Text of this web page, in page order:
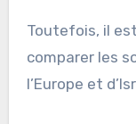
Toutefois, il
comparer les
l’Europe et